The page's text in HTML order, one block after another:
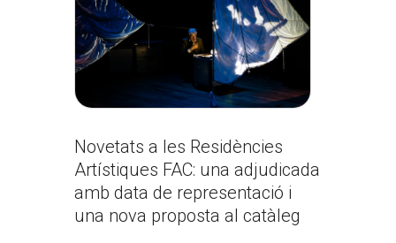
Novetats a les Residències
Artístiques FAC: una adjudicada
amb data de representació i
una nova proposta al catàleg